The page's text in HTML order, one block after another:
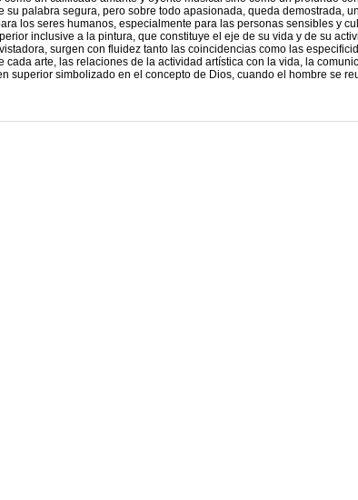
su palabra segura, pero sobre todo apasionada, queda demostrada,
los seres humanos, especialmente para las personas sensibles y
inclusive a la pintura, que constituye el eje de su vida y de su
surgen con fluidez tanto las coincidencias como las
cada arte, las relaciones de la actividad artística con la vida, la
superior simbolizado en el concepto de Dios, cuando el hombre se